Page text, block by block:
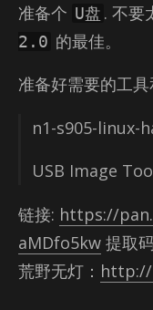
准备个 U盘 . 不要
2.0 的最佳。
准备好需要的工
n1-s905-linux-
USB Im­age
链接: https://
aMDfo5kw 提取
荒野无灯：